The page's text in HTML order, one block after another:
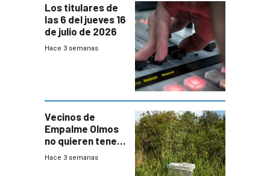
Los titulares de
las 6 del jueves 16
de julio de 2026
Hace 3 semanas
Vecinos de
Empalme Olmos
no quieren tener
cerca una planta
Hace 3 semanas